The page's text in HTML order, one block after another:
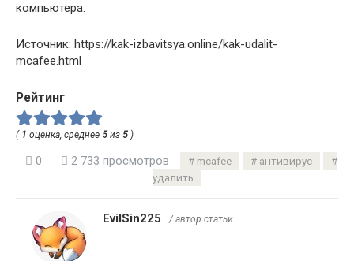
компьютера.
Источник: https://kak-izbavitsya.online/kak-udalit-
mcafee.html
Рейтинг
( 1 оценка, среднее 5 из 5 )
0 2 733 просмотров mcafee
антивирус
удалить
EvilSin225 / автор статьи